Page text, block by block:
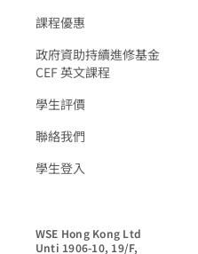
課程優惠
政府資助持續進修基金
CEF 英文課程
學生評價
聯絡我們
學生登入
WSE Hong Kong Ltd
Unti 1906-10, 19/F,